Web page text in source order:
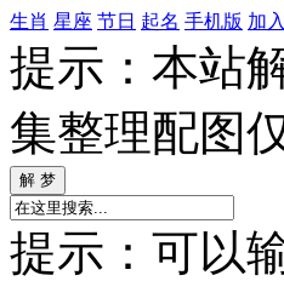
生肖 星座 节日 起名 手机版 加
提示：本站
集整理配图
提示：可以